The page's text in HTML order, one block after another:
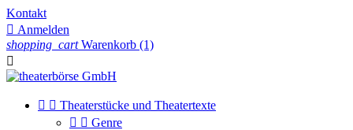
Kontakt
 Anmelden
shopping_cart Warenkorb (1)

  Theaterstücke und Theatertexte
  Genre